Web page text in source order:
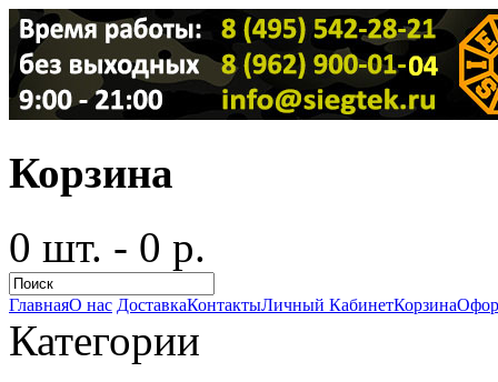
Корзина
0 шт. - 0 р.
ГлавнаяО нас ДоставкаКонтактыЛичный КабинетКорзина
Категории